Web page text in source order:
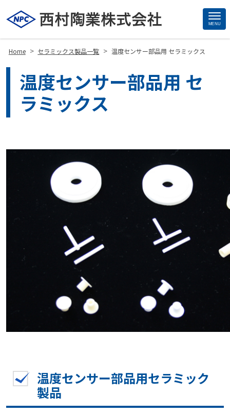
MENU
Home > セラミックス製品一覧 > 温度センサー部品用 セラミックス
温度センサー部品用 セ
ラミックス
温度センサー部品用セラミック
製品
Site
Footer